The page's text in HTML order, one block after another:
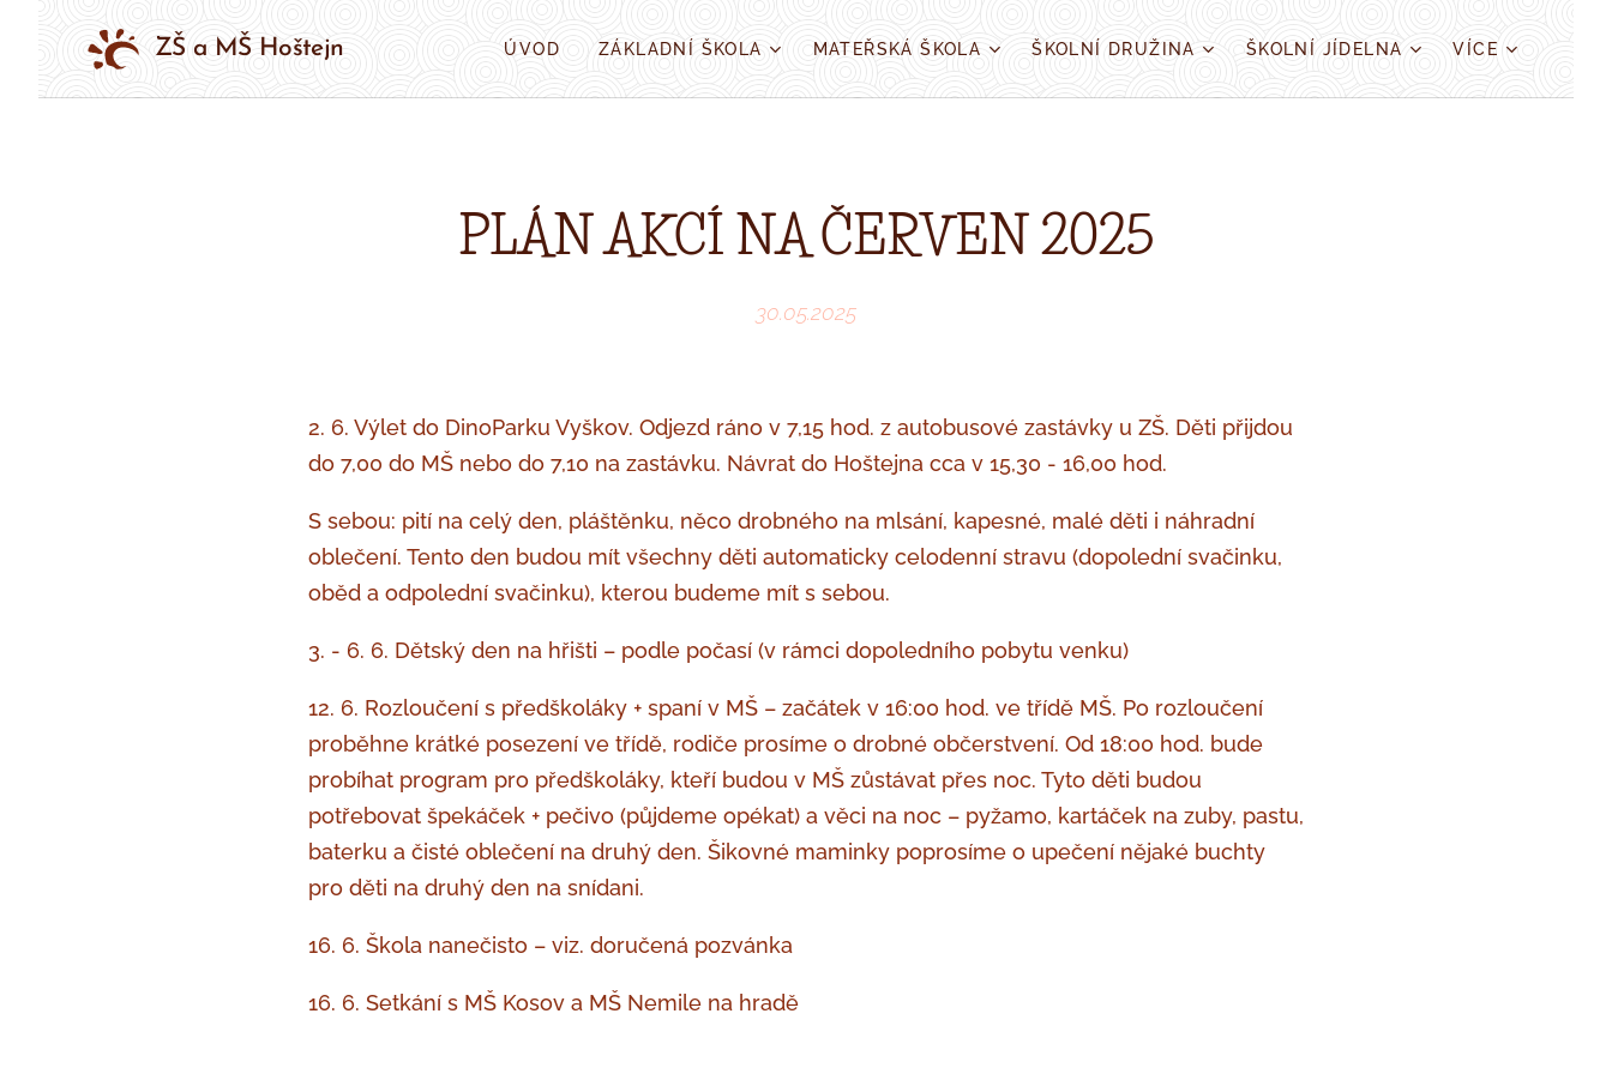
ZŠ a MŠ Hoštejn ÚVOD ZÁKLADNÍ ŠKOLA MATEŘSKÁ ŠKOLA ŠKOLNÍ DRUŽINA ŠKOLNÍ JÍDELNA VÍCE
PLÁN AKCÍ NA ČERVEN 2025
30.05.2025
2. 6. Výlet do DinoParku Vyškov. Odjezd ráno v 7,15 hod. z autobusové zastávky u ZŠ. Děti přijdou
do 7,00 do MŠ nebo do 7,10 na zastávku. Návrat do Hoštejna cca v 15,30 - 16,00 hod.
S sebou: pití na celý den, pláštěnku, něco drobného na mlsání, kapesné, malé děti i náhradní
oblečení. Tento den budou mít všechny děti automaticky celodenní stravu (dopolední svačinku,
oběd a odpolední svačinku), kterou budeme mít s sebou.
3. - 6. 6. Dětský den na hřišti – podle počasí (v rámci dopoledního pobytu venku)
12. 6. Rozloučení s předškoláky + spaní v MŠ – začátek v 16:00 hod. ve třídě MŠ. Po rozloučení
proběhne krátké posezení ve třídě, rodiče prosíme o drobné občerstvení. Od 18:00 hod. bude
probíhat program pro předškoláky, kteří budou v MŠ zůstávat přes noc. Tyto děti budou
potřebovat špekáček + pečivo (půjdeme opékat) a věci na noc – pyžamo, kartáček na zuby, pastu,
baterku a čisté oblečení na druhý den. Šikovné maminky poprosíme o upečení nějaké buchty
pro děti na druhý den na snídani.
16. 6. Škola nanečisto – viz. doručená pozvánka
16. 6. Setkání s MŠ Kosov a MŠ Nemile na hradě